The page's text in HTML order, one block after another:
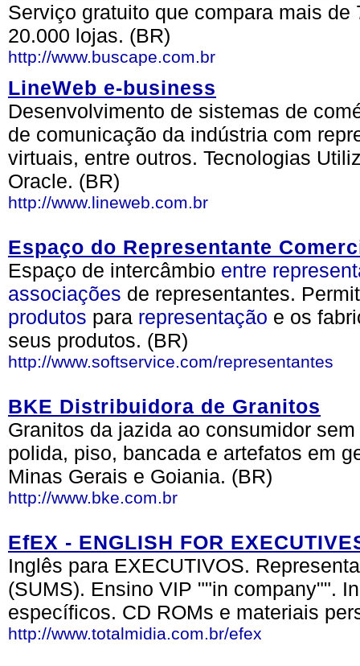
Serviço gratuito que compara mais
20.000 lojas. (BR)
http://www.buscape.com.br
LineWeb e-business
Desenvolvimento de sistemas de
de comunicação da indústria com
virtuais, entre outros. Tecnologias
Oracle. (BR)
http://www.lineweb.com.br
Espaço do Representante
Espaço de intercâmbio entre
associações de representantes.
produtos para representação e os
seus produtos. (BR)
http://www.softservice.com/representantes
BKE Distribuidora de Granitos
Granitos da jazida ao consumidor
polida, piso, bancada e artefatos em
Minas Gerais e Goiania. (BR)
http://www.bke.com.br
EfEX - ENGLISH FOR
Inglês para EXECUTIVOS.
(SUMS). Ensino VIP ""in company"".
específicos. CD ROMs e materiais
http://www.totalmidia.com.br/efex